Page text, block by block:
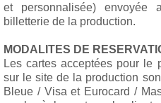
et personnalisée)
billetterie de la production.
MODALITES DE
Les cartes acceptées pour le
sur le site de la production
Bleue / Visa et Eurocard /